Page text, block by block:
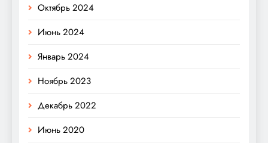
Октябрь 2024
Июнь 2024
Январь 2024
Ноябрь 2023
Декабрь 2022
Июнь 2020